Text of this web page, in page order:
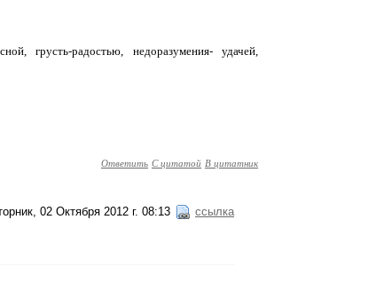
грусть-радостью, недоразумения- удачей,
Ответить С цитатой В цитатник
02 Октября 2012 г. 08:13 ссылка